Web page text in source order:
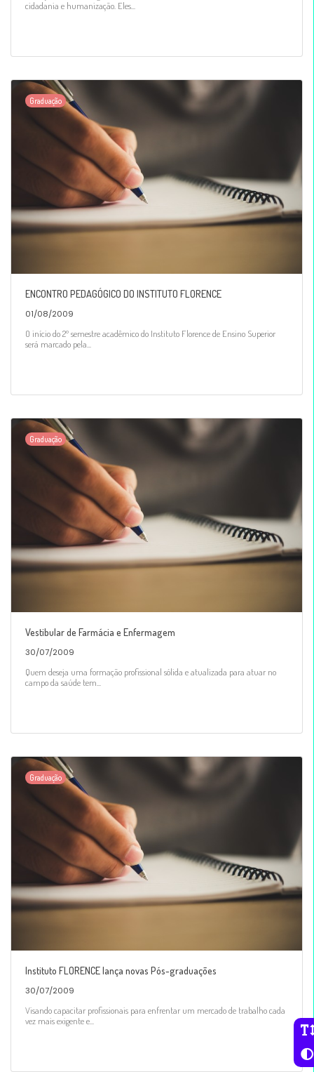
cidadania e humanização. Eles...
Graduação
ENCONTRO PEDAGÓGICO DO INSTITUTO FLORENCE
01/08/2009
O início do 2º semestre acadêmico do Instituto Florence de Ensino Superior
será marcado pela...
Graduação
Vestibular de Farmácia e Enfermagem
30/07/2009
Quem deseja uma formação profissional sólida e atualizada para atuar no
campo da saúde tem...
Graduação
Instituto FLORENCE lança novas Pós-graduações
30/07/2009
Visando capacitar profissionais para enfrentar um mercado de trabalho cada
vez mais exigente e...